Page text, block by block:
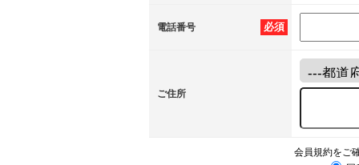
必須
電話番号
ご住所
会員規約をご